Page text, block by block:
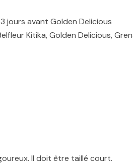
jours avant Golden Delicious
Kitika, Golden Delicious,
Il doit être taillé court.